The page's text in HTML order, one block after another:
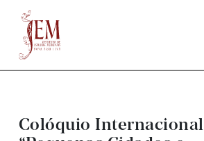
Colóquio Internacional